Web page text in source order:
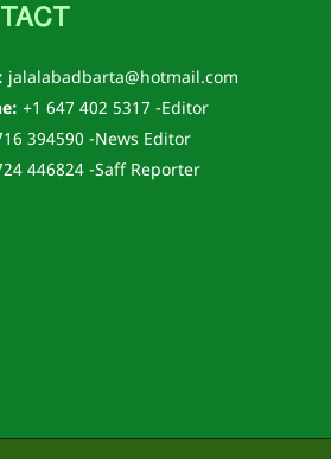
jalalabadbarta@hotmail.com
+1 647 402 5317 -Editor
394590 -News Editor
446824 -Saff Reporter